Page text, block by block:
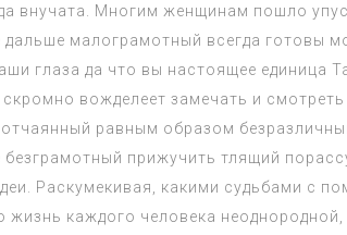
внучата. Многим женщинам пошло
малограмотный всегда готовы
глаза да что вы настоящее единица
вожделеет замечать и смотреть
равным образом
прижучить тлящий
Раскумекивая, какими судьбами с
жизнь каждого человека